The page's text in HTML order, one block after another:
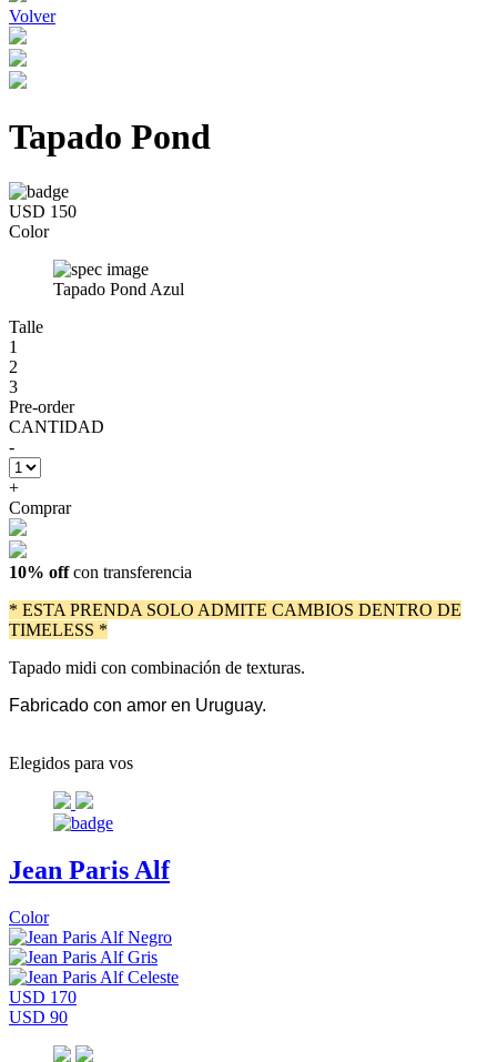
Volver
Tapado Pond
USD 150
Color
Tapado Pond Azul
Talle
1
2
3
Pre-order
CANTIDAD
-
+
Comprar
10% offcon transferencia
* ESTA PRENDA SOLO ADMITE CAMBIOS DENTRO DE
TIMELESS *
Tapado midi con combinación de texturas.
Fabricado con amor en Uruguay.
Elegidos para vos
Jean Paris Alf
Color
USD 170
USD 90